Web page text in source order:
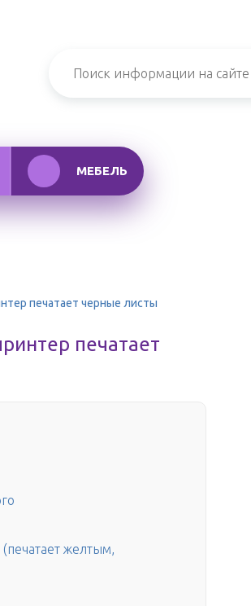
МЕБЕЛЬ
печатает черные листы
печатает
желтым,